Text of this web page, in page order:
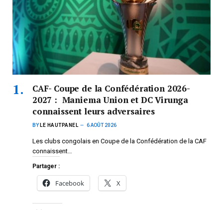
CAF- Coupe de la Confédération 2026-
2027 : Maniema Union et DC Virunga
connaissent leurs adversaires
BY LE HAUTPANEL 6 AOÛT 2026
Les clubs congolais en Coupe de la Confédération de la CAF
connaissent…
Partager :
Facebook X